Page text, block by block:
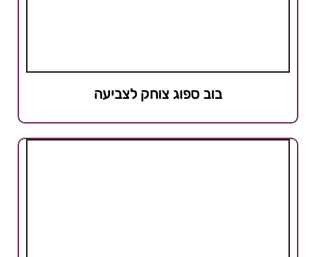
בוב ספוג צוחק לצביעה